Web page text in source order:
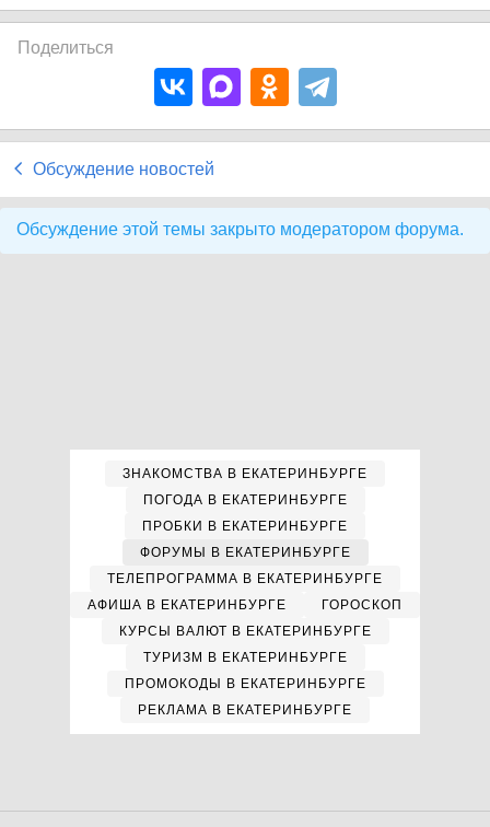
Поделиться
Обсуждение новостей
Обсуждение этой темы закрыто модератором форума.
ЗНАКОМСТВА В ЕКАТЕРИНБУРГЕ
ПОГОДА В ЕКАТЕРИНБУРГЕ
ПРОБКИ В ЕКАТЕРИНБУРГЕ
ФОРУМЫ В ЕКАТЕРИНБУРГЕ
ТЕЛЕПРОГРАММА В ЕКАТЕРИНБУРГЕ
АФИША В ЕКАТЕРИНБУРГЕ
ГОРОСКОП
КУРСЫ ВАЛЮТ В ЕКАТЕРИНБУРГЕ
ТУРИЗМ В ЕКАТЕРИНБУРГЕ
ПРОМОКОДЫ В ЕКАТЕРИНБУРГЕ
РЕКЛАМА В ЕКАТЕРИНБУРГЕ